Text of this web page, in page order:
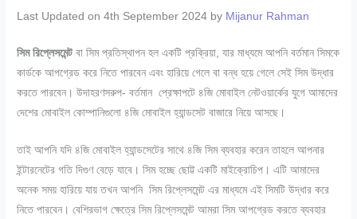
Last Updated on 4th September 2024 by Mijanur Rahman
সিম রিপ্লেসমেন্ট বা সিম প্রতিস্থাপন হল একটি প্রক্রিয়া, যার মাধ্যমে আপনি বর্তমান সিমকে
কার্ডকে আপগ্রেড করে নিতে পারবেন এবং হারিয়ে গেলে বা বন্ধ হয়ে গেলে সেই সিম উদ্ধার
করতে পারবেন। উদাহরণসরুপ- বর্তমান প্রেক্ষাপটে ৪জি মোবাইল নেটওয়ার্কের যুগে আমাদের
দেশের মোবাইল কোম্পানিগুলো ৪জি মোবাইল হ্যান্ডসেট বাজারে নিয়ে আসছে।
তাই আপনি যদি ৪জি মোবাইল হ্যান্ডসেটের সাথে ৪জি সিম ব্যবহার করেন তাহলে আপনার
ইন্টারনেটের গতি দিগুণ বেড়ে যাবে। সিম হচ্ছে ছোট্ট একটি মাইক্রোচিপ। এটি আমাদের
অনেক সময় হারিয়ে যায় তখন আপনি সিম রিপ্লেসমেন্ট এর মাধ্যমে এই সিমটি উদ্ধার করে
নিতে পারবেন। বেশিরভাগ ক্ষেত্রে সিম রিপ্লেসমেন্ট আমরা সিম আপগ্রেড করতে ব্যবহার